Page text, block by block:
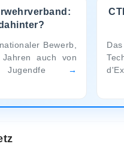
Bewerb,
auch von
Jugendfe